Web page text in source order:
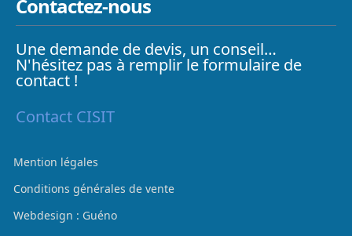
Contactez-nous
Une demande de devis, un conseil…
N'hésitez pas à remplir le formulaire de
contact !
Contact CISIT
Mention légales
Conditions générales de vente
Webdesign : Guéno